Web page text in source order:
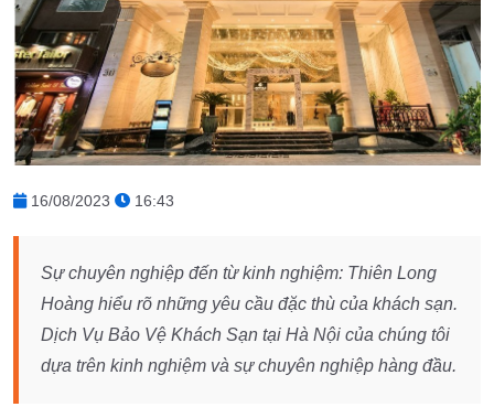
16/08/2023 16:43
Sự chuyên nghiệp đến từ kinh nghiệm: Thiên Long
Hoàng hiểu rõ những yêu cầu đặc thù của khách sạn.
Dịch Vụ Bảo Vệ Khách Sạn tại Hà Nội của chúng tôi
dựa trên kinh nghiệm và sự chuyên nghiệp hàng đầu.